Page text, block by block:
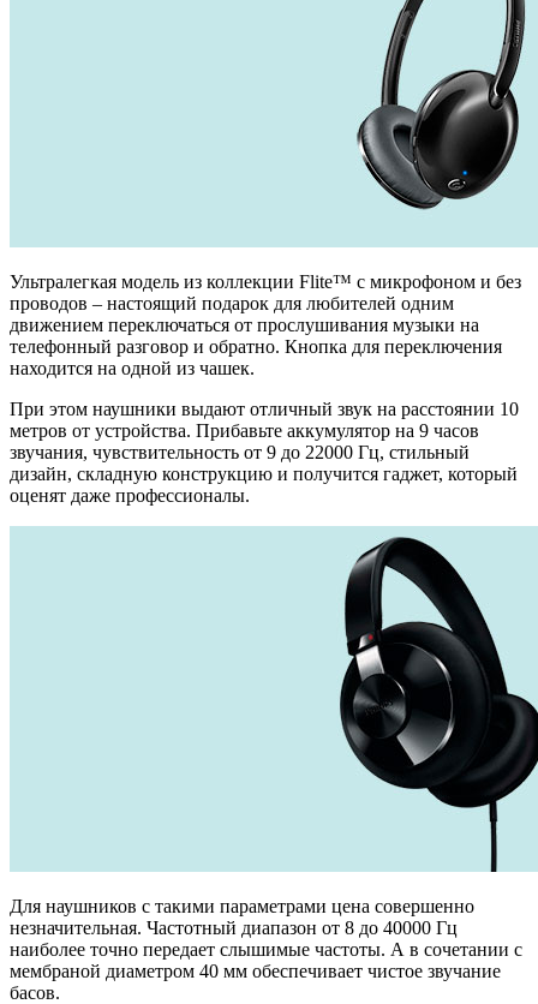
Ультралегкая модель из коллекции Flite™ с микрофоном и без
проводов – настоящий подарок для любителей одним
движением переключаться от прослушивания музыки на
телефонный разговор и обратно. Кнопка для переключения
находится на одной из чашек.
При этом наушники выдают отличный звук на расстоянии 10
метров от устройства. Прибавьте аккумулятор на 9 часов
звучания, чувствительность от 9 до 22000 Гц, стильный
дизайн, складную конструкцию и получится гаджет, который
оценят даже профессионалы.
Для наушников с такими параметрами цена совершенно
незначительная. Частотный диапазон от 8 до 40000 Гц
наиболее точно передает слышимые частоты. А в сочетании с
мембраной диаметром 40 мм обеспечивает чистое звучание
басов.